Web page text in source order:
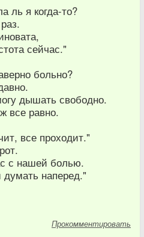
ль я когда-то?
сейчас."
больно?
дышать свободно.
все равно.
все проходит."
с нашей болью.
наперед."
Прокомментировать